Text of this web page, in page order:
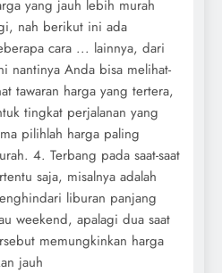
yang jauh lebih murah
nah berikut ini ada
cara ... lainnya, dari
nantinya Anda bisa melihat-
tawaran harga yang tertera,
tingkat perjalanan yang
pilihlah harga paling
4. Terbang pada saat-saat
saja, misalnya adalah
liburan panjang
weekend, apalagi dua saat
memungkinkan harga
jauh